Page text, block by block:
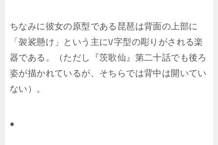
ちなみに彼女の原型である琵琶は背面の上部に
「袈裟懸け」という主にV字型の彫りがされる楽
器である。（ただし『茨歌仙』第二十話でも後ろ
姿が描かれているが、そちらでは背中は開いてい
ない）。
●